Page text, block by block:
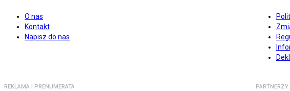
O nas
Kontakt
Napisz do nas
REKLAMA I PRENUMERATA PARTNERZY